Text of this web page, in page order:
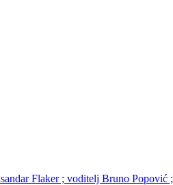
Flaker ; voditelj Bruno Popović